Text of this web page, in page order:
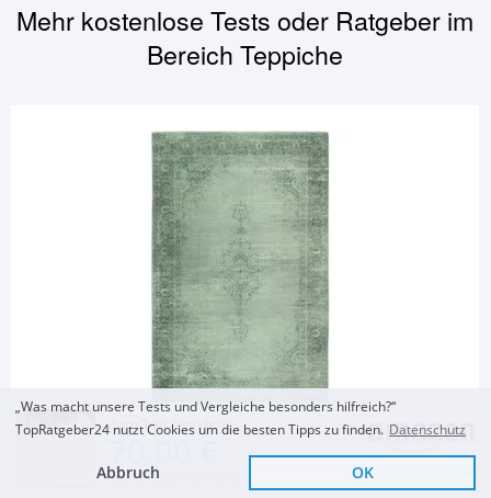
Zum Top Angebot
KOSTENLOSE LIEFERUNG Sofort Lieferbar
Mehr kostenlose Tests oder Ratgeber im
BereichTeppiche
TEPPICHE
Kelim Teppich
„Was macht unsere Tests und Vergleiche besonders hilfreich?“
TopRatgeber24 nutzt Cookies um die besten Tipps zu finden. Datenschutz
Abbruch OK